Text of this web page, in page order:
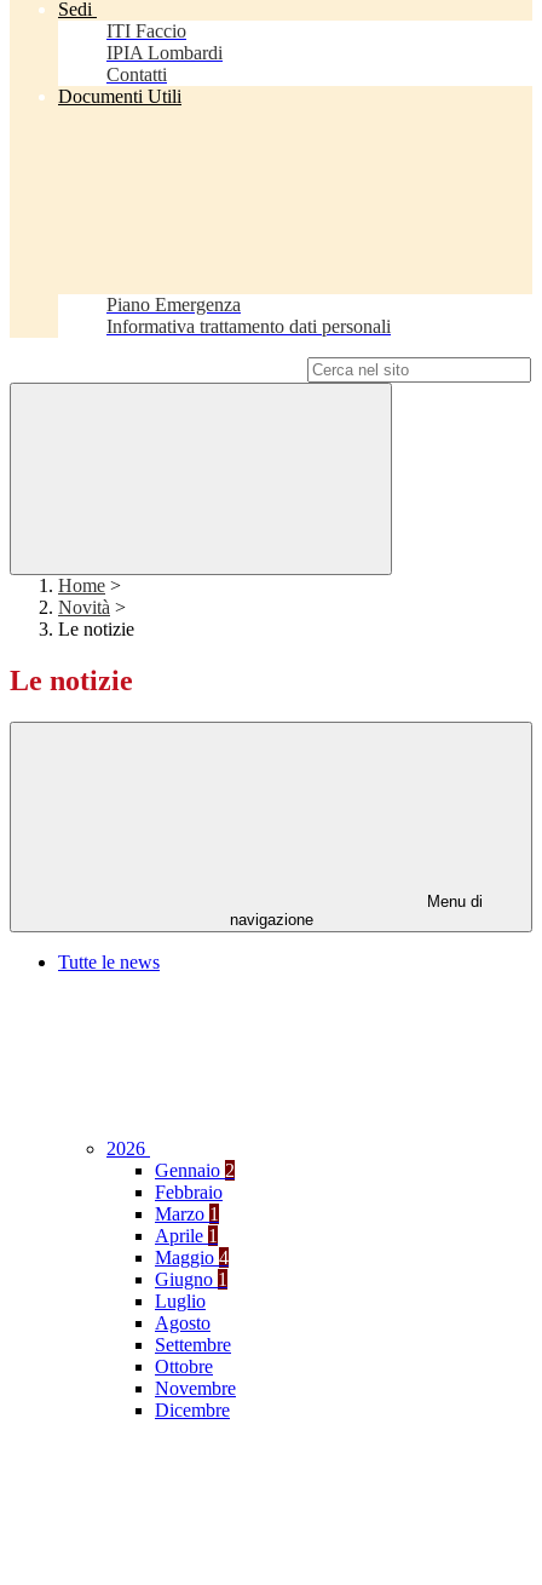
Sedi
ITI Faccio
IPIA Lombardi
Contatti
Documenti Utili
Piano Emergenza
Informativa trattamento dati personali
Home >
Novità >
Le notizie
Le notizie
Menu di
navigazione
Tutte le news
2026
Gennaio 2
Febbraio
Marzo 1
Aprile 1
Maggio 4
Giugno 1
Luglio
Agosto
Settembre
Ottobre
Novembre
Dicembre